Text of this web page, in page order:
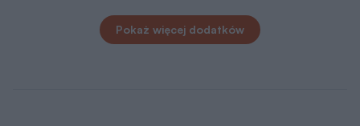
Pokaż więcej dodatków